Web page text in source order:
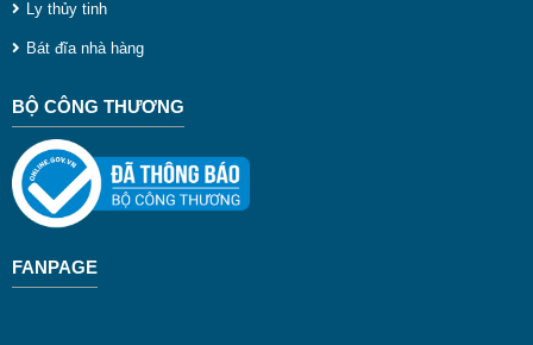
Ly thủy tinh
Bát đĩa nhà hàng
BỘ CÔNG THƯƠNG
FANPAGE